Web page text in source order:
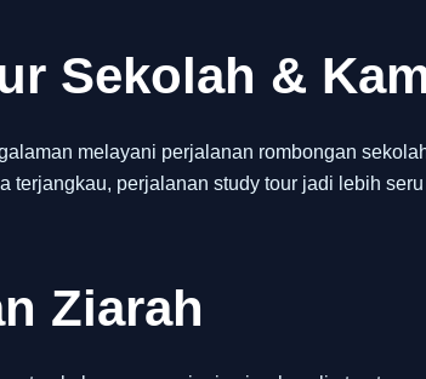
Sekolah &
melayani perjalanan rombongan
terjangkau, perjalanan study tour jadi lebih
Ziarah